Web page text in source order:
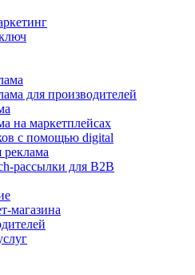
для производителей
на маркетплейсах
с помощью digital
реклама
рассылки для B2B
магазина